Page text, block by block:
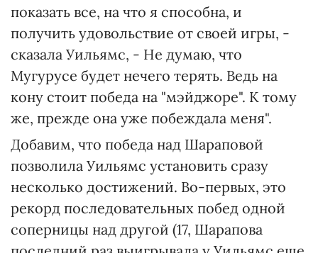
показать все, на что я способна, и
получить удовольствие от своей игры, -
сказала Уильямс, - Не думаю, что
Мугурусе будет нечего терять. Ведь на
кону стоит победа на "мэйджоре". К тому
же, прежде она уже побеждала меня".
Добавим, что победа над Шараповой
позволила Уильямс установить сразу
несколько достижений. Во-первых, это
рекорд последовательных побед одной
соперницы над другой (17, Шарапова